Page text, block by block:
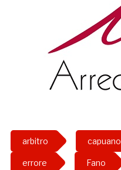
arbitro capuano
errore Fano